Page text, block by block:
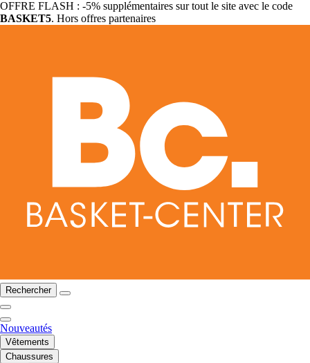
OFFRE FLASH : -5% supplémentaires sur tout le site avec le code
BASKET5. Hors offres partenaires
Rechercher
Nouveautés
Vêtements
Chaussures